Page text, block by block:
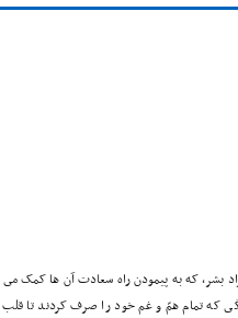
بشر، که به پیمودن راه سعادت آن ها کمک مى
که تمام همّ و غم خود را صرف کردند تا قلب